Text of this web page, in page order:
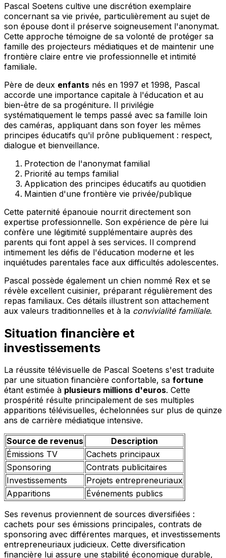
Pascal Soetens cultive une discrétion exemplaire
concernant sa vie privée, particulièrement au sujet de
son épouse dont il préserve soigneusement l'anonymat.
Cette approche témoigne de sa volonté de protéger sa
famille des projecteurs médiatiques et de maintenir une
frontière claire entre vie professionnelle et intimité
familiale.
Père de deux enfants nés en 1997 et 1998, Pascal
accorde une importance capitale à l'éducation et au
bien-être de sa progéniture. Il privilégie
systématiquement le temps passé avec sa famille loin
des caméras, appliquant dans son foyer les mêmes
principes éducatifs qu'il prône publiquement : respect,
dialogue et bienveillance.
Protection de l'anonymat familial
Priorité au temps familial
Application des principes éducatifs au quotidien
Maintien d'une frontière vie privée/publique
Cette paternité épanouie nourrit directement son
expertise professionnelle. Son expérience de père lui
confère une légitimité supplémentaire auprès des
parents qui font appel à ses services. Il comprend
intimement les défis de l'éducation moderne et les
inquiétudes parentales face aux difficultés adolescentes.
Pascal possède également un chien nommé Rex et se
révèle excellent cuisinier, préparant régulièrement des
repas familiaux. Ces détails illustrent son attachement
aux valeurs traditionnelles et à la convivialité familiale.
Situation financière et
investissements
La réussite télévisuelle de Pascal Soetens s'est traduite
par une situation financière confortable, sa fortune
étant estimée à plusieurs millions d'euros. Cette
prospérité résulte principalement de ses multiples
apparitions télévisuelles, échelonnées sur plus de quinze
ans de carrière médiatique intensive.
Source de revenus
Description
Émissions TV
Cachets principaux
Sponsoring
Contrats publicitaires
Investissements
Projets entrepreneuriaux
Apparitions
Événements publics
Ses revenus proviennent de sources diversifiées :
cachets pour ses émissions principales, contrats de
sponsoring avec différentes marques, et investissements
entrepreneuriaux judicieux. Cette diversification
financière lui assure une stabilité économique durable,